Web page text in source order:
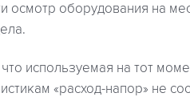
осмотр оборудования на
используемая на тот
«расход-напор» не